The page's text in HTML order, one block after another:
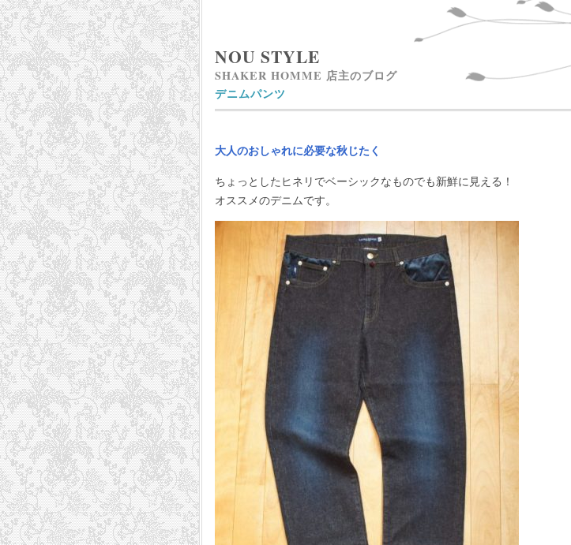
NOU STYLE
SHAKER HOMME 店主のブログ
デニムパンツ
大人のおしゃれに必要な秋じたく
ちょっとしたヒネリでベーシックなものでも新鮮に見える！
オススメのデニムです。